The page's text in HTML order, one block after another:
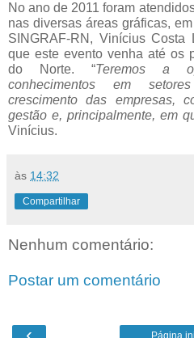
No ano de 2011 foram
nas diversas áreas gráficas,
SINGRAF-RN, Vinícius Costa
que este evento venha até os
do Norte. “Teremos a
conhecimentos em
crescimento das empresas,
gestão e, principalmente, em
Vinícius.
às 14:32
Compartilhar
Nenhum comentário:
Postar um comentário